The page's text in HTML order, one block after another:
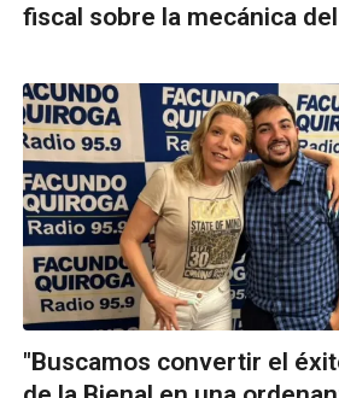
fiscal sobre la mecánica
"Buscamos convertir el